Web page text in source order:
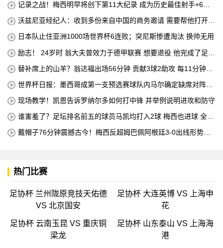
记录之战！梅西明早将创下第11大纪录 成为历史最佳射手+6次
沃兹尼亚经纪人：收到多份来自中国的商务邀请 需要帮他打开中
日本队止住亚洲1000场世界杯6连败；突尼斯惨遭淘汰 换帅无用
励志！ 24岁时 翁大夫曾效力于德甲联赛 想要退役 他完成了足球
替补席上的山羊？翁达福出场56分钟 贡献3球2助攻 每11分钟参
世界杯日报：墨西哥成第一支预选赛球队内马尔确定缺席对阵海
现场教学！凯恩告诉罗纳尔多如何打中锋 并举例说明进攻和防守
谁害羞了？足坛排名前五的球员马凯均打入2球 梅西也进球 全场
戴帽子76分钟震撼古今！梅西反超姆巴佩阿根廷3-0出线形势看
热门比赛
足协杯 兰州陇原竞技天佑德
VS 北京国安
足协杯 大连英博 VS 上海申
花
足协杯 云南玉昆 VS 重庆铜
梁龙
足协杯 山东泰山 VS 上海海
港